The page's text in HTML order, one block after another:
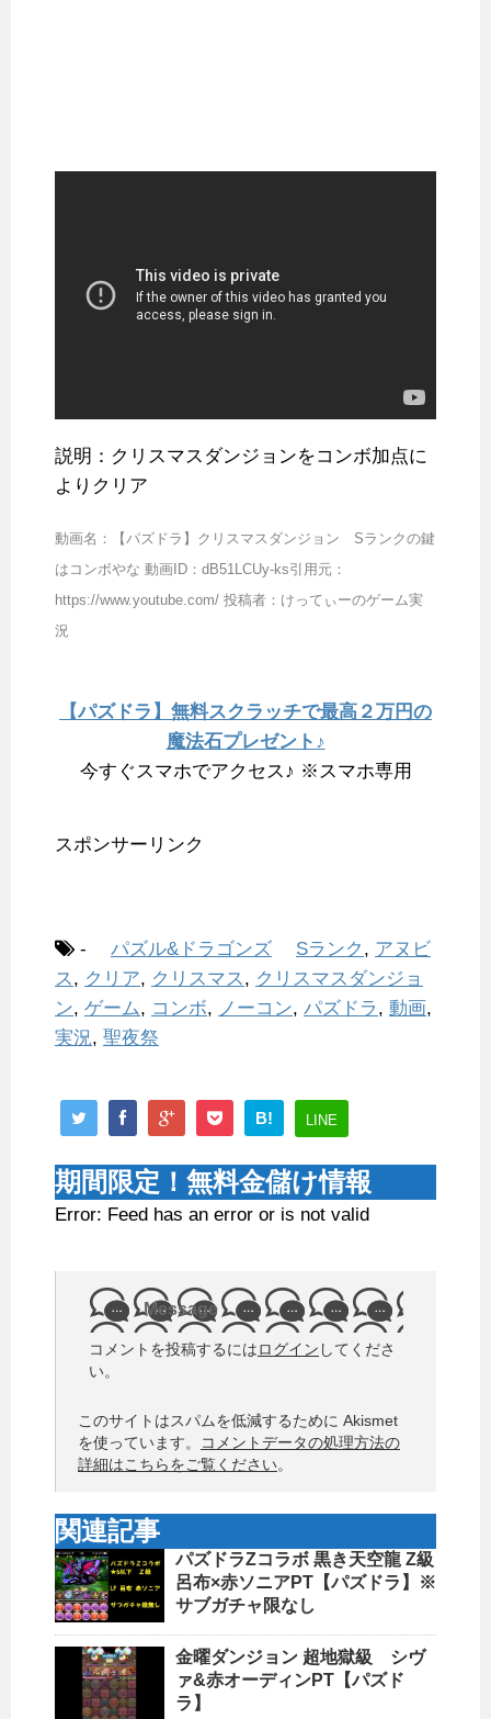
説明：クリスマスダンジョンをコンボ加点に
よりクリア
動画名：【パズドラ】クリスマスダンジョン Sランクの鍵
はコンボやな 動画ID：dB51LCUy-ks引用元：
https://www.youtube.com/ 投稿者：けってぃーのゲーム実
況
【パズドラ】無料スクラッチで最高２万円の
魔法石プレゼント♪
今すぐスマホでアクセス♪ ※スマホ専用
スポンサーリンク
- パズル&ドラゴンズ Sランク , アヌビ
ス, クリア, クリスマス, クリスマスダンジョ
ン, ゲーム, コンボ, ノーコン, パズドラ , 動画,
実況, 聖夜祭
B! LINE
期間限定！無料金儲け情報
Error: Feed has an error or is not valid
Message
コメントを投稿するにはログイン してくださ
い。
このサイトはスパムを低減するために Akismet
を使っています。
コメントデータの処理方法の
詳細はこちらをご覧ください。
関連記事
パズドラZコラボ 黒き天空龍 Z級
呂布×赤ソニアPT【パズドラ】※
サブガチャ限なし
金曜ダンジョン 超地獄級 シヴ
ァ&赤オーディンPT【パズド
ラ】